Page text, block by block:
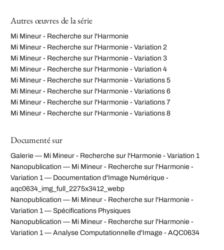
Autres œuvres de la série
Mi Mineur - Recherche sur l'Harmonie
Mi Mineur - Recherche sur l'Harmonie - Variation 2
Mi Mineur - Recherche sur l'Harmonie - Variation 3
Mi Mineur - Recherche sur l'Harmonie - Variation 4
Mi Mineur - Recherche sur l'Harmonie - Variations 5
Mi Mineur - Recherche sur l'Harmonie - Variations 6
Mi Mineur - Recherche sur l'Harmonie - Variations 7
Mi Mineur - Recherche sur l'Harmonie - Variations 8
Documenté sur
Galerie — Mi Mineur - Recherche sur l'Harmonie - Variation 1
Nanopublication — Mi Mineur - Recherche sur l'Harmonie -
Variation 1 — Documentation d'Image Numérique -
aqc0634_img_full_2275x3412_webp
Nanopublication — Mi Mineur - Recherche sur l'Harmonie -
Variation 1 — Spécifications Physiques
Nanopublication — Mi Mineur - Recherche sur l'Harmonie -
Variation 1 — Analyse Computationnelle d'Image - AQC0634